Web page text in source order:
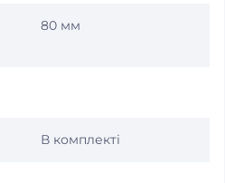
80 мм
В комплекті